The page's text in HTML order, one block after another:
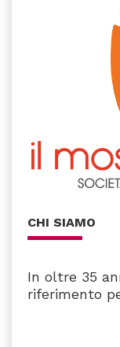
CHI SIAMO
In oltre 35
riferimento